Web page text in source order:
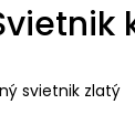
svietnik zlatý